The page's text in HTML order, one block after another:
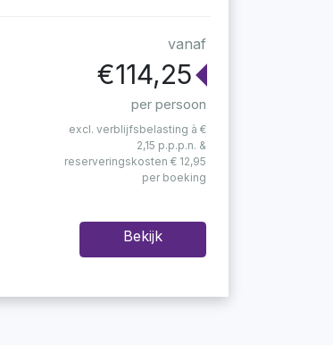
vanaf
€114,25
per persoon
excl. verblijfsbelasting à €
2,15 p.p.p.n. &
reserveringskosten € 12,95
per boeking
Bekijk